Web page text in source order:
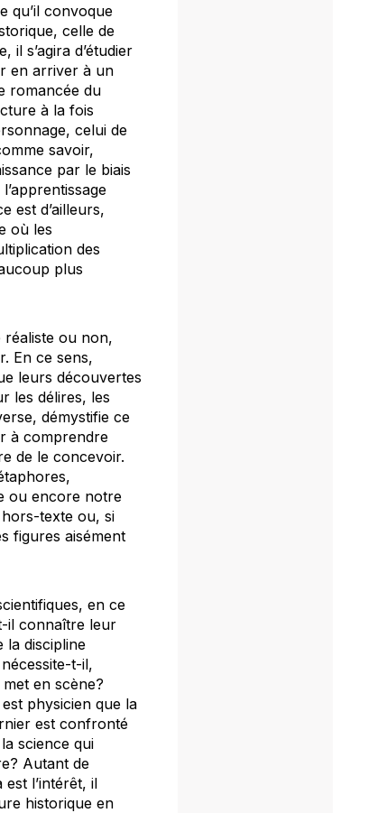
qu’il convoque
celle de
s’agira d’étudier
en arriver à un
romancée du
à la fois
celui de
savoir,
par le biais
est d’ailleurs,
où les
des
plus
réaliste ou non,
En ce sens,
leurs découvertes
les délires, les
démystifie ce
à comprendre
de le concevoir.
ou encore notre
texte ou, si
figures aisément
en ce
il connaître leur
la discipline
t-il,
en scène?
physicien que la
est confronté
science qui
Autant de
l’intérêt, il
historique en